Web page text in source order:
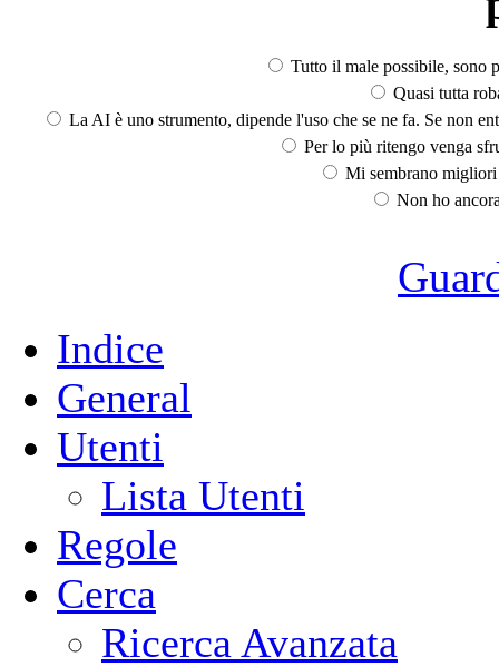
Tutto il male possibile, sono
Quasi tutta
La AI è uno strumento, dipende l'uso che se ne fa. Se non
Per lo più ritengo venga
Mi sembrano
Non ho
Indice
General
Utenti
Lista Utenti
Regole
Cerca
Ricerca Avanzata